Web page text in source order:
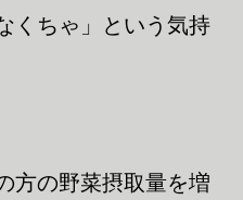
くちゃ」という気持
方の野菜摂取量を増